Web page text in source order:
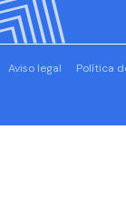
Aviso legal Política